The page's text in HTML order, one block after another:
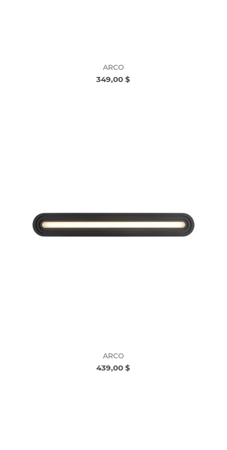
ARCO
349,00 $
ARCO
439,00 $